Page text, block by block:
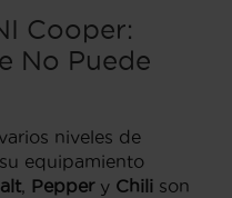
Cooper:
No Puede
niveles de
equipamiento
Peppery Chili son